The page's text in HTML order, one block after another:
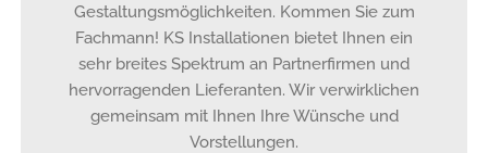
Gestaltungsmöglichkeiten. Kommen Sie zum
Fachmann! KS Installationen bietet Ihnen ein
sehr breites Spektrum an Partnerfirmen und
hervorragenden Lieferanten. Wir verwirklichen
gemeinsam mit Ihnen Ihre Wünsche und
Vorstellungen.